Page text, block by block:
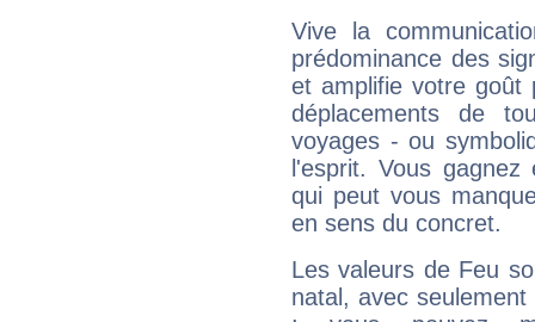
Vive la
prédominance des
et amplifie votre goût
déplacements de
voyages - ou
l'esprit. Vous
qui peut vous
en sens du concret.
Les valeurs de Feu
natal, avec